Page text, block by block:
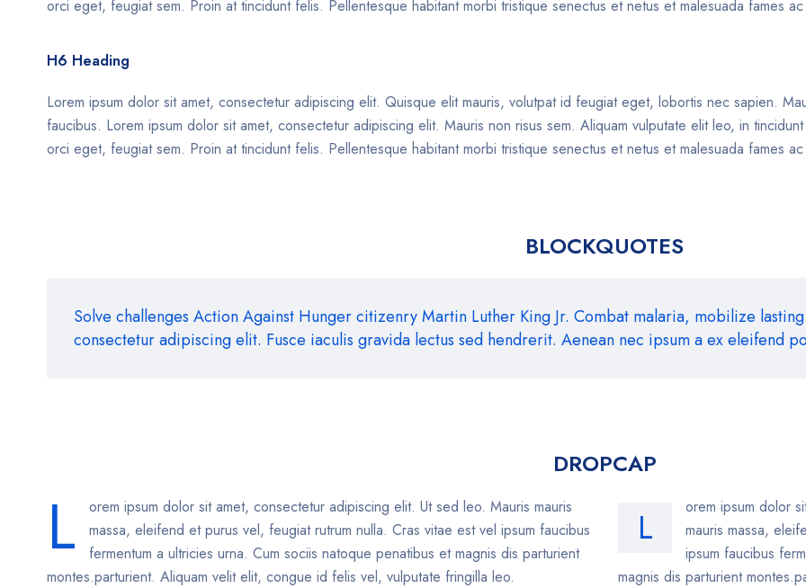
orci eget, feugiat sem. Proin at tincidunt felis. Pellentesque habitant morbi tristique senectus et netus et malesuada fames
H6 Heading
Lorem ipsum dolor sit amet, consectetur adipiscing elit. Quisque elit mauris, volutpat id feugiat eget, lobortis nec sapien.
faucibus. Lorem ipsum dolor sit amet, consectetur adipiscing elit. Mauris non risus sem. Aliquam vulputate elit leo, in
orci eget, feugiat sem. Proin at tincidunt felis. Pellentesque habitant morbi tristique senectus et netus et malesuada fames
BLOCKQUOTES
Solve challenges Action Against Hunger citizenry Martin Luther King Jr. Combat malaria, mobilize
consectetur adipiscing elit. Fusce iaculis gravida lectus sed hendrerit. Aenean nec ipsum a ex eleifend
DROPCAP
L
orem ipsum dolor sit amet, consectetur adipiscing elit. Ut sed leo. Mauris mauris
massa, eleifend et purus vel, feugiat rutrum nulla. Cras vitae est vel ipsum faucibus
fermentum a ultricies urna. Cum sociis natoque penatibus et magnis dis parturient
montes.parturient. Aliquam velit elit, congue id felis vel, vulputate fringilla leo.
L
orem ipsum dolor
mauris massa,
ipsum faucibus
magnis dis parturient